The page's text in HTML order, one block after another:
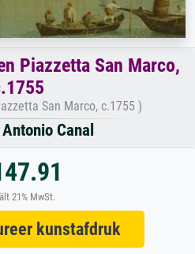
Piazzetta San Marco,
San Marco, c.1755 )
Canal
21% MwSt.
kunstafdruk